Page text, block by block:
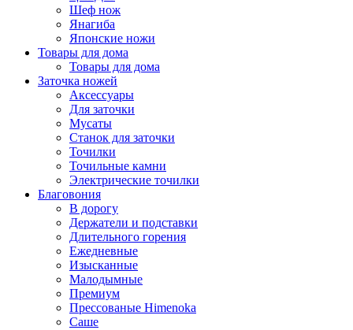
Шеф нож
Янагиба
Японские ножи
Товары для дома
Товары для дома
Заточка ножей
Аксессуары
Для заточки
Мусаты
Станок для заточки
Точилки
Точильные камни
Электрические точилки
Благовония
В дорогу
Держатели и подставки
Длительного горения
Ежедневные
Изысканные
Малодымные
Премиум
Прессованые Himenoka
Саше